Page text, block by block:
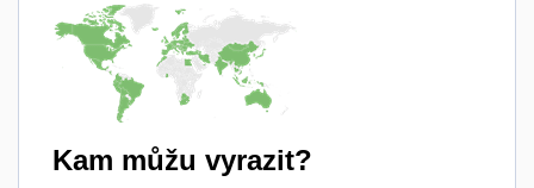
Kam můžu vyrazit?